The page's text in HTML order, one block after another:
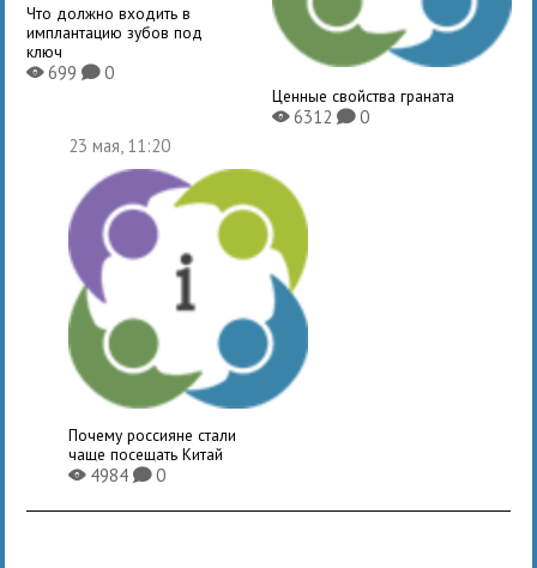
Что должно входить в
имплантацию зубов под
ключ
X699K0
Ценные свойства граната
X6312 K0
23 мая, 11:20
Почему россияне стали
чаще посещать Китай
X4984K0